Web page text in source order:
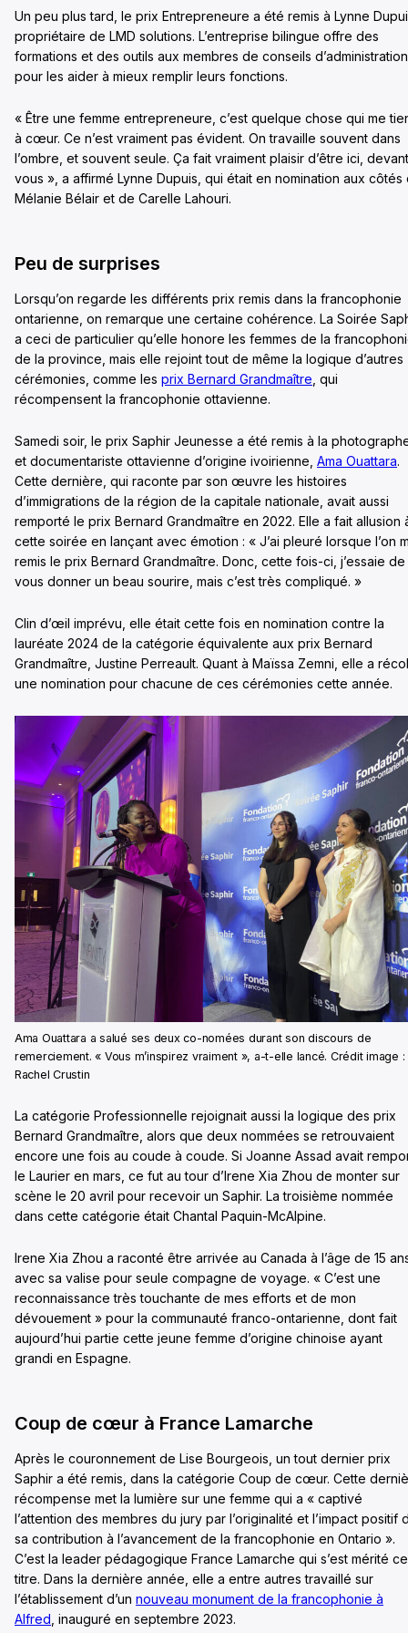
Un peu plus tard, le prix Entrepreneure a été remis à Lynne
propriétaire de LMD solutions. L’entreprise bilingue offre des
formations et des outils aux membres de conseils d’administration
pour les aider à mieux remplir leurs fonctions.
« Être une femme entrepreneure, c’est quelque chose qui me
à cœur. Ce n’est vraiment pas évident. On travaille souvent dans
l’ombre, et souvent seule. Ça fait vraiment plaisir d’être ici, devant
vous », a affirmé Lynne Dupuis, qui était en nomination aux côtés
Mélanie Bélair et de Carelle Lahouri.
Peu de surprises
Lorsqu’on regarde les différents prix remis dans la francophonie
ontarienne, on remarque une certaine cohérence. La Soirée
a ceci de particulier qu’elle honore les femmes de la
de la province, mais elle rejoint tout de même la logique d’autres
cérémonies, comme les prix Bernard Grandmaître , qui
récompensent la francophonie ottavienne.
Samedi soir, le prix Saphir Jeunesse a été remis à la
et documentariste ottavienne d’origine ivoirienne, Ama Ouattara.
Cette dernière, qui raconte par son œuvre les histoires
d’immigrations de la région de la capitale nationale, avait aussi
remporté le prix Bernard Grandmaître en 2022. Elle a fait allusion
cette soirée en lançant avec émotion : « J’ai pleuré lorsque l’on
remis le prix Bernard Grandmaître. Donc, cette fois-ci, j’essaie de
vous donner un beau sourire, mais c’est très compliqué. »
Clin d’œil imprévu, elle était cette fois en nomination contre la
lauréate 2024 de la catégorie équivalente aux prix Bernard
Grandmaître, Justine Perreault. Quant à Maïssa Zemni, elle a
une nomination pour chacune de ces cérémonies cette année.
Ama Ouattara a salué ses deux co-nomées durant son discours de
remerciement. « Vous m’inspirez vraiment », a-t-elle lancé. Crédit image :
Rachel Crustin
La catégorie Professionnelle rejoignait aussi la logique des prix
Bernard Grandmaître, alors que deux nommées se retrouvaient
encore une fois au coude à coude. Si Joanne Assad avait
le Laurier en mars, ce fut au tour d’Irene Xia Zhou de monter sur
scène le 20 avril pour recevoir un Saphir. La troisième nommée
dans cette catégorie était Chantal Paquin-McAlpine.
Irene Xia Zhou a raconté être arrivée au Canada à l’âge de 15
avec sa valise pour seule compagne de voyage. « C’est une
reconnaissance très touchante de mes efforts et de mon
dévouement » pour la communauté franco-ontarienne, dont fait
aujourd’hui partie cette jeune femme d’origine chinoise ayant
grandi en Espagne.
Coup de cœur à France Lamarche
Après le couronnement de Lise Bourgeois, un tout dernier prix
Saphir a été remis, dans la catégorie Coup de cœur. Cette
récompense met la lumière sur une femme qui a « captivé
l’attention des membres du jury par l’originalité et l’impact positif
sa contribution à l’avancement de la francophonie en Ontario ».
C’est la leader pédagogique France Lamarche qui s’est mérité ce
titre. Dans la dernière année, elle a entre autres travaillé sur
l’établissement d’un nouveau monument de la francophonie à
Alfred , inauguré en septembre 2023.